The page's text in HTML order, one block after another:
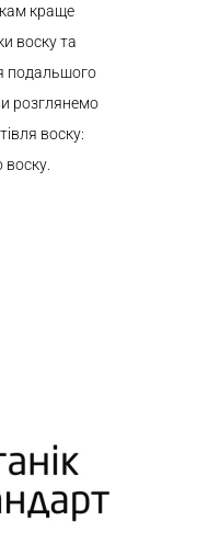
краще
воску та
подальшого
розглянемо
воску: